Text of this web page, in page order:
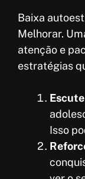
Baixa
Melhorar.
atenção e
estratégias
Isso